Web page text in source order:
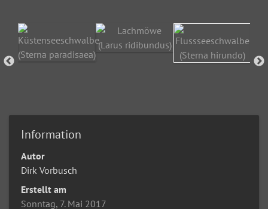
Information
Autor
Dirk Vorbusch
Erstellt am
Sonntag, 7. Mai 2017